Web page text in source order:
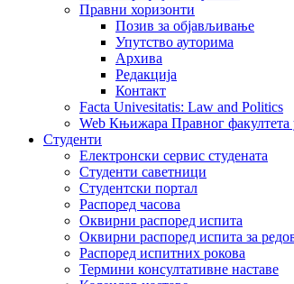
Правни хоризонти
Позив за објављивање
Упутство ауторима
Архива
Редакција
Контакт
Facta Univesitatis: Law and Politics
Web Књижара Правног
Студенти
Електронски сервис студената
Студенти саветници
Студентски портал
Распоред часова
Оквирни распоред испита
Оквирни распоред испита за
Распоред испитних рокова
Термини консултативне наставе